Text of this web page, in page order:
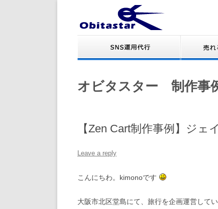
オビタスター 制作事
【Zen Cart制作事例】ジ
Leave a reply
こんにちわ。kimonoです
大阪市北区堂島にて、旅行を企画運営して